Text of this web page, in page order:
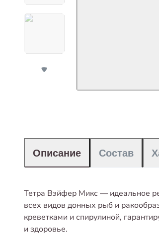
Описание Состав
Тетра Вэйфер Микс — идеальное
всех видов донных рыб и
креветками и спирулиной,
и здоровье.